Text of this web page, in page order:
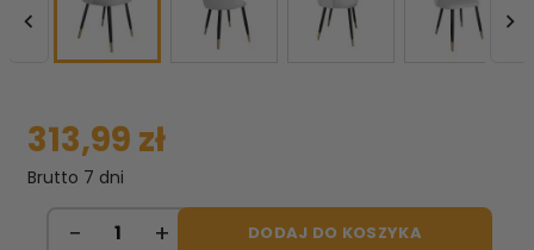
 
313,99 zł
Brutto 7 dni
DODAJ DO KOSZYKA